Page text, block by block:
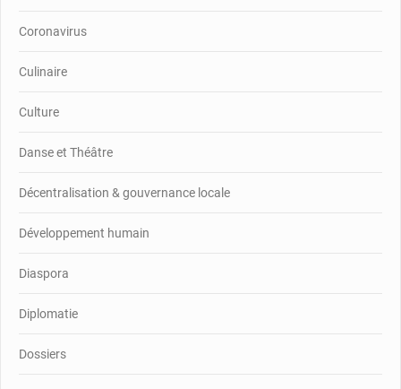
Coronavirus
Culinaire
Culture
Danse et Théâtre
Décentralisation & gouvernance locale
Développement humain
Diaspora
Diplomatie
Dossiers